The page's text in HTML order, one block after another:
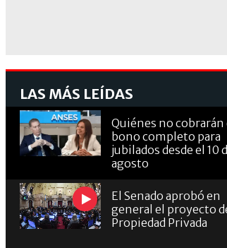
LAS MÁS LEÍDAS
Quiénes no cobrarán
bono completo para
jubilados desde el 10
agosto
El Senado aprobó en
general el proyecto
Propiedad Privada